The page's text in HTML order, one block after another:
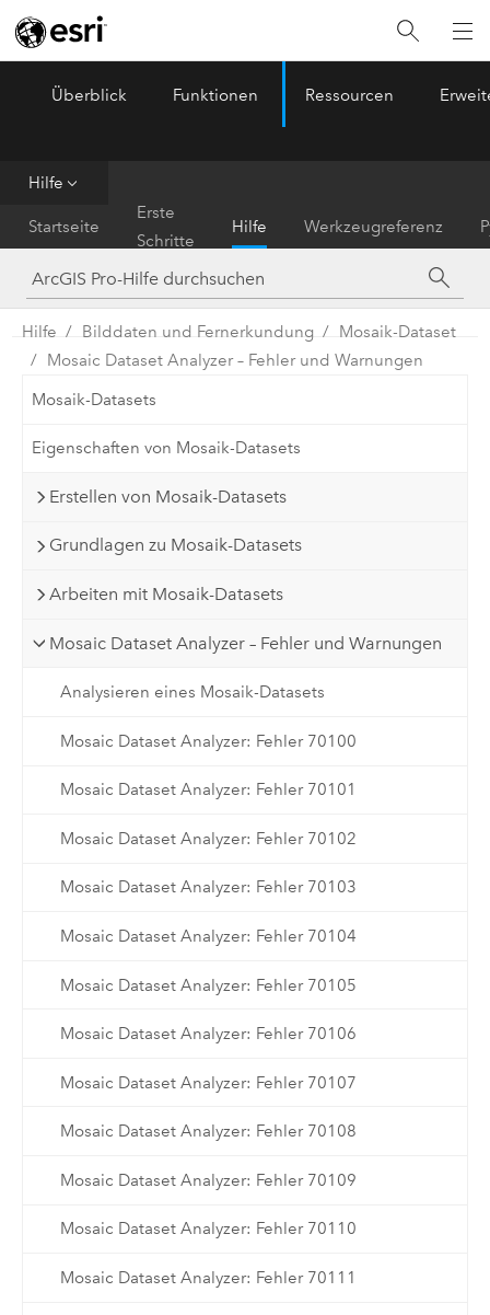
ArcGIS Pro
Überblick Funktionen Ressourcen
Hilfe
Startseite
Erste
Schritte
Hilfe Werkzeugreferenz
Hilfe Bilddaten und Fernerkundung
Mosaik-Dataset
Mosaic Dataset Analyzer – Fehler und Warnungen
Mosaik-Datasets
Eigenschaften von Mosaik-Datasets
Erstellen von Mosaik-Datasets
Grundlagen zu Mosaik-Datasets
Arbeiten mit Mosaik-Datasets
Mosaic Dataset Analyzer – Fehler und Warnungen
Analysieren eines Mosaik-Datasets
Mosaic Dataset Analyzer: Fehler 70100
Mosaic Dataset Analyzer: Fehler 70101
Mosaic Dataset Analyzer: Fehler 70102
Mosaic Dataset Analyzer: Fehler 70103
Mosaic Dataset Analyzer: Fehler 70104
Mosaic Dataset Analyzer: Fehler 70105
Mosaic Dataset Analyzer: Fehler 70106
Mosaic Dataset Analyzer: Fehler 70107
Mosaic Dataset Analyzer: Fehler 70108
Mosaic Dataset Analyzer: Fehler 70109
Mosaic Dataset Analyzer: Fehler 70110
Mosaic Dataset Analyzer: Fehler 70111